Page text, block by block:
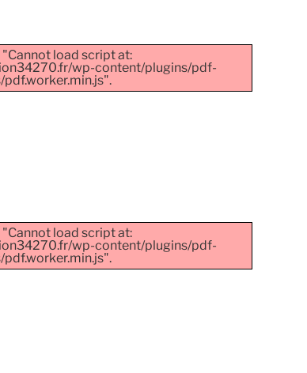
load script at:
wp-content/plugins/pdf-
load script at:
wp-content/plugins/pdf-